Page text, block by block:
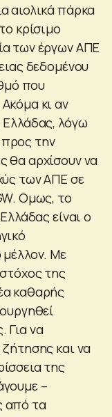
αιολικά πάρκα
κρίσιμο
των έργων ΑΠΕ
δεδομένου
που
κι αν
Ελλάδας, λόγω
την
θα αρχίσουν να
των ΑΠΕ σε
Ομως, το
είναι ο
μέλλον. Με
της
καθαρής
Για να
και να
της
–
από τα